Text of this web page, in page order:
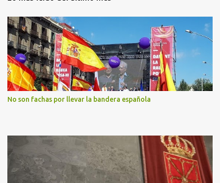
No son fachas por llevar la bandera española